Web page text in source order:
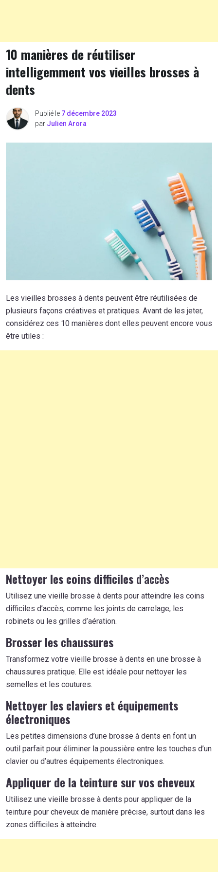
10 manières de réutiliser
intelligemment vos vieilles brosses à
dents
Publié le 7 décembre 2023
par Julien Arora
Les vieilles brosses à dents peuvent être réutilisées de
plusieurs façons créatives et pratiques. Avant de les jeter,
considérez ces 10 manières dont elles peuvent encore vous
être utiles :
Nettoyer les coins difficiles d’accès
Utilisez une vieille brosse à dents pour atteindre les coins
difficiles d’accès, comme les joints de carrelage, les
robinets ou les grilles d’aération.
Brosser les chaussures
Transformez votre vieille brosse à dents en une brosse à
chaussures pratique. Elle est idéale pour nettoyer les
semelles et les coutures.
Nettoyer les claviers et équipements
électroniques
Les petites dimensions d’une brosse à dents en font un
outil parfait pour éliminer la poussière entre les touches d’un
clavier ou d’autres équipements électroniques.
Appliquer de la teinture sur vos cheveux
Utilisez une vieille brosse à dents pour appliquer de la
teinture pour cheveux de manière précise, surtout dans les
zones difficiles à atteindre.